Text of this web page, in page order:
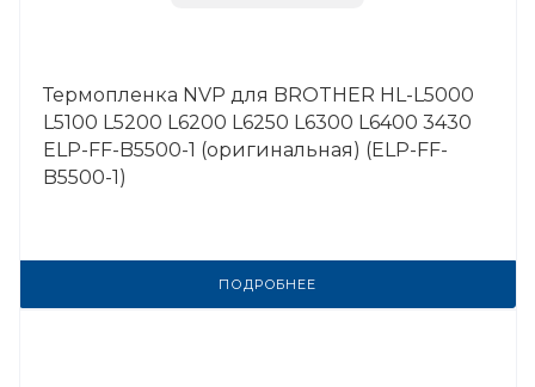
Термопленка NVP для BROTHER HL-L5000
L5100 L5200 L6200 L6250 L6300 L6400 3430
ELP-FF-B5500-1 (оригинальная) (ELP-FF-
B5500-1)
ПОДРОБНЕЕ